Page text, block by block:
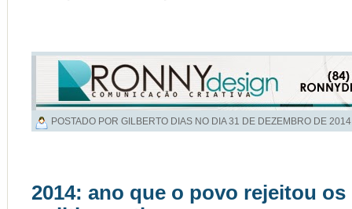
POSTADO POR GILBERTO DIAS NO DIA31 DE DEZEMBRO DE 2014
2014: ano que o povo rejeitou os